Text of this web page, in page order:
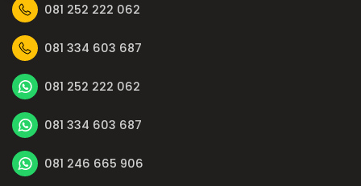
081 252 222 062
081 334 603 687
081 252 222 062
081 334 603 687
081 246 665 906